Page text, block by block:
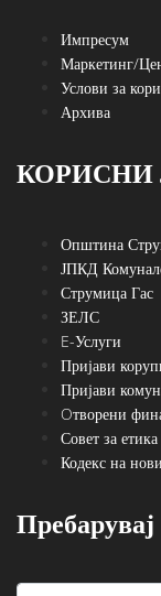
Импресум
Маркетинг/
Услови за
Архива
Општина
ЈПКД
Струмица Гас
ЗЕЛС
E-Услуги
Пријави
Пријави
Oтворени
Совет за
Кодекс на
Пребарувај